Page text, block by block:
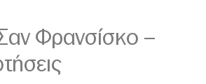
Φρανσίσκο –